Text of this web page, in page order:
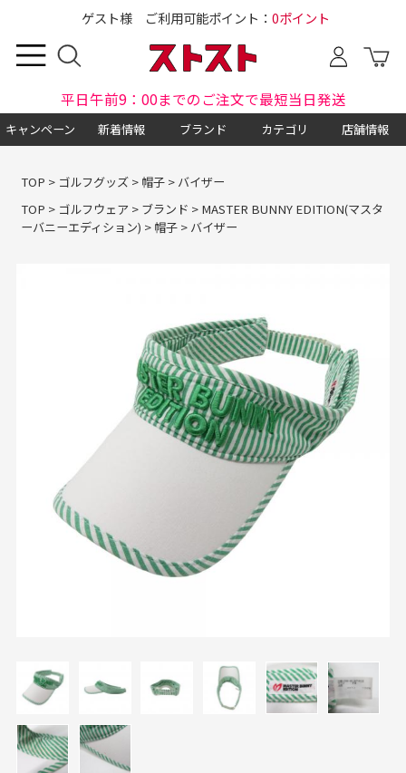
ゲスト様 ご利用可能ポイント： 0ポイント
平日午前9：00までのご注文で最短当日発送
キャンペーン 新着情報 ブランド カテゴリ 店舗情報
TOP > ゴルフグッズ> 帽子> バイザー
TOP > ゴルフウェア > ブランド > MASTER BUNNY EDITION(マスタ
ーバニーエディション) > 帽子> バイザー